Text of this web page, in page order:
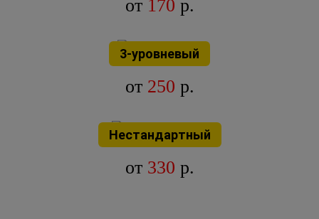
от 170 р.
3-уровневый
от 250 р.
Нестандартный
от 330 р.